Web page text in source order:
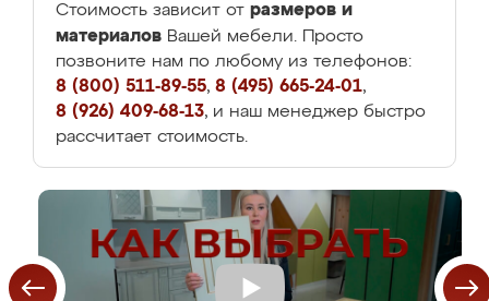
Стоимость зависит от размеров и
материалов Вашей мебели. Просто
позвоните нам по любому из телефонов:
8 (800) 511-89-55, 8 (495) 665-24-01,
8 (926) 409-68-13, и наш менеджер быстро
рассчитает стоимость.